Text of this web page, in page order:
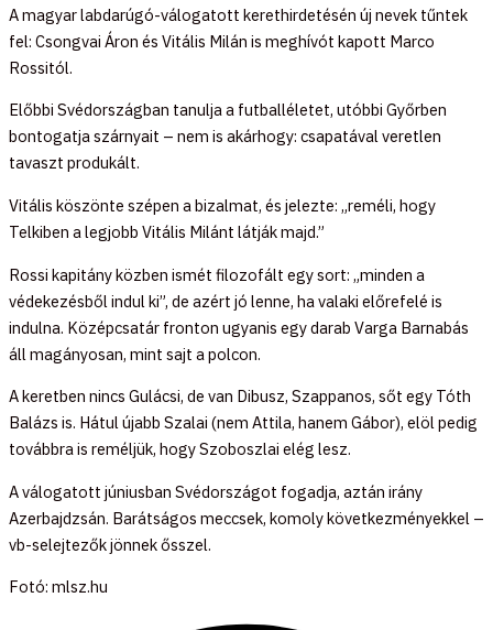
A magyar labdarúgó-válogatott kerethirdetésén új nevek tűntek
fel: Csongvai Áron és Vitális Milán is meghívót kapott Marco
Rossitól.
Előbbi Svédországban tanulja a futballéletet, utóbbi Győrben
bontogatja szárnyait – nem is akárhogy: csapatával veretlen
tavaszt produkált.
Vitális köszönte szépen a bizalmat, és jelezte: „reméli, hogy
Telkiben a legjobb Vitális Milánt látják majd.”
Rossi kapitány közben ismét filozofált egy sort: „minden a
védekezésből indul ki”, de azért jó lenne, ha valaki előrefelé is
indulna. Középcsatár fronton ugyanis egy darab Varga Barnabás
áll magányosan, mint sajt a polcon.
A keretben nincs Gulácsi, de van Dibusz, Szappanos, sőt egy Tóth
Balázs is. Hátul újabb Szalai (nem Attila, hanem Gábor), elöl pedig
továbbra is reméljük, hogy Szoboszlai elég lesz.
A válogatott júniusban Svédországot fogadja, aztán irány
Azerbajdzsán. Barátságos meccsek, komoly következményekkel –
vb-selejtezők jönnek ősszel.
Fotó: mlsz.hu